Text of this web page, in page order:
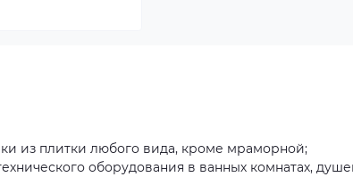
из плитки любого вида, кроме мраморной;
оборудования в ванных комнатах,